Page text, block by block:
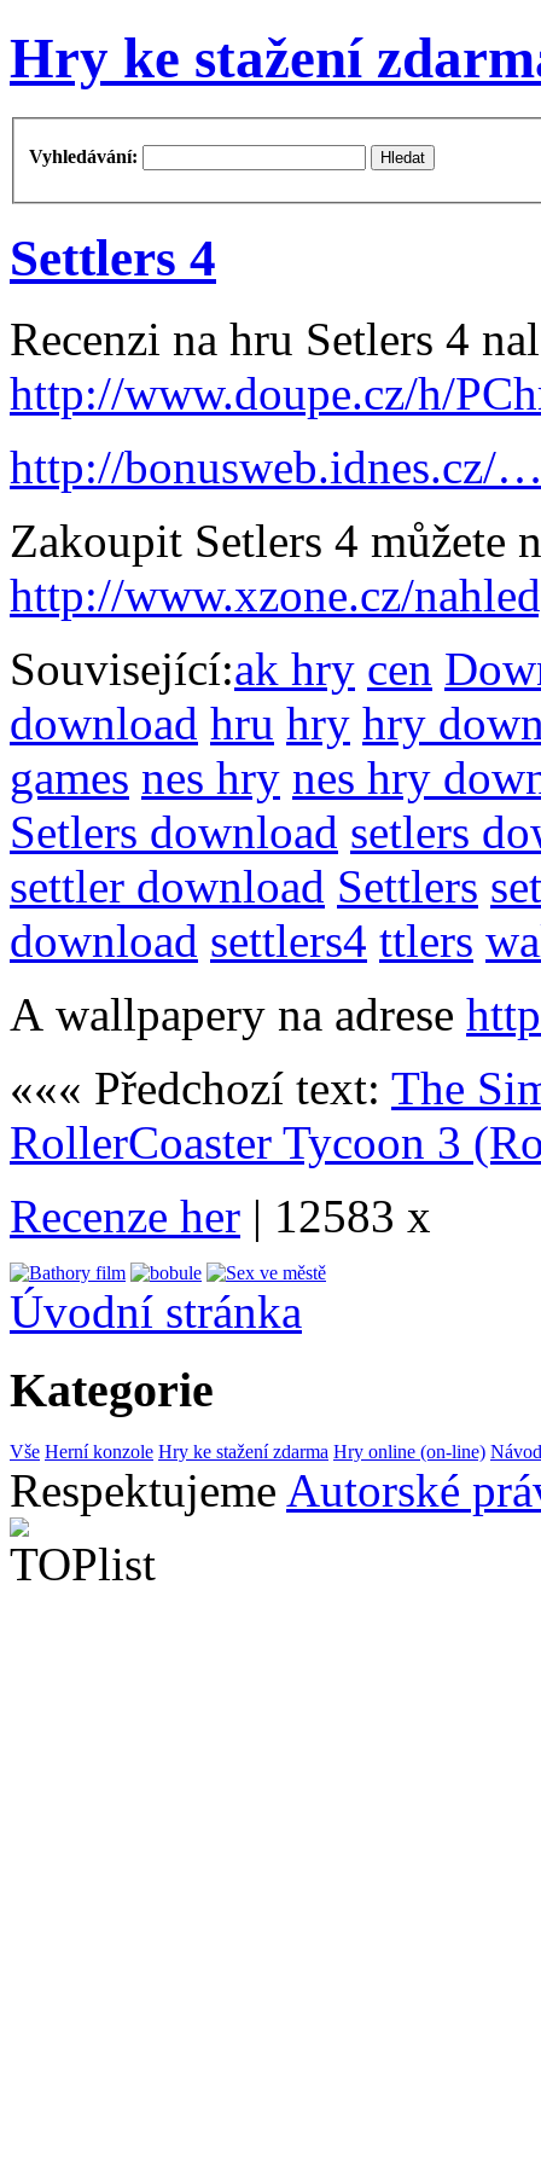
Hry ke stažení
Vyhledávání:
Settlers 4
Recenzi na hru Setlers 4
http://www.doupe.cz/h/
http://bonusweb.idnes.cz/
Zakoupit Setlers 4 můžete
http://www.xzone.cz/
Související:ak hry cen
download hru hry hry
games nes hry nes hry
Setlers download setlers
settler download Settlers
download settlers4 ttlers
A wallpapery na adrese
««« Předchozí text: The
RollerCoaster Tycoon 3
Recenze her | 12583 x
Úvodní stránka
Kategorie
Vše Herní konzole Hry ke stažení zdarma Hry online (on-line)
Respektujeme Autorské